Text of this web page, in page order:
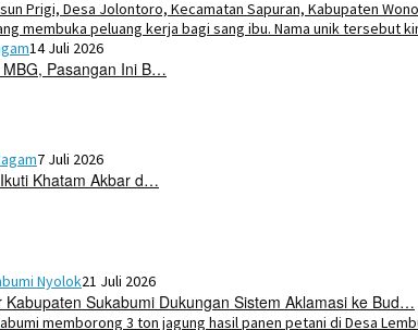
14 Juli 2026
Pasangan Ini B…
7 Juli 2026
Khatam Akbar d…
Nyolok21 Juli 2026
Kabupaten Sukabumi Dukungan Sistem Aklamasi ke Bud…